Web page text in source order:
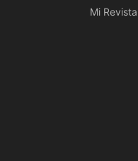
Mi Revista